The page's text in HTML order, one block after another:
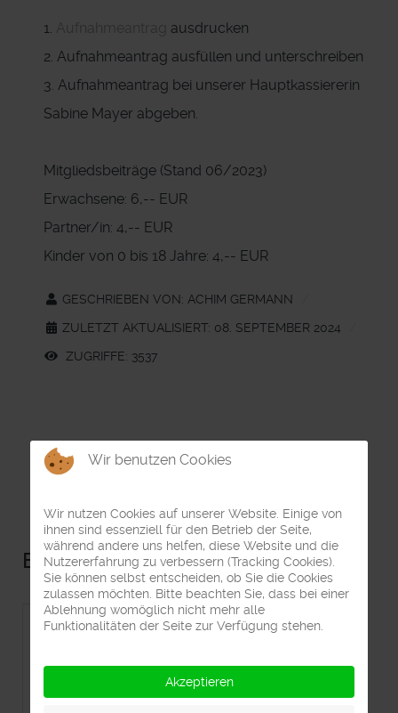
1.
ausdrucken
2. Aufnahmeantrag ausfüllen und unterschreiben
3. Aufnahmeantrag bei unserer Hauptkassiererin
Sabine Mayer abgeben.
Mitgliedsbeiträge (Stand 06/2023)
Erwachsene: 6,-- EUR
Partner/in: 4,-- EUR
Kinder von 0 bis 18 Jahre: 4,-- EUR
GESCHRIEBEN VON: ACHIM GERMANN
ZULETZT AKTUALISIERT: 08. SEPTEMBER 2024
ZUGRIFFE: 3537
Beliebte Beiträge
Impressum
Datenschutzerklärung
Wir benutzen Cookies
Wir nutzen Cookies auf unserer Website. Einige von
ihnen sind essenziell für den Betrieb der Seite,
während andere uns helfen, diese Website und die
Nutzererfahrung zu verbessern (Tracking Cookies).
Sie können selbst entscheiden, ob Sie die Cookies
zulassen möchten. Bitte beachten Sie, dass bei einer
Ablehnung womöglich nicht mehr alle
Funktionalitäten der Seite zur Verfügung stehen.
Akzeptieren